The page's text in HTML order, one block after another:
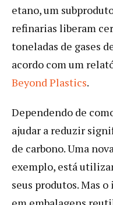
etano, um
refinarias liberam
toneladas de gases
acordo com um
Beyond Plastics.
Dependendo de
ajudar a reduzir
de carbono. Uma
exemplo, está
seus produtos. Mas